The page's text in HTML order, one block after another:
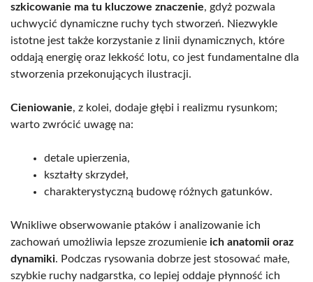
szkicowanie ma tu kluczowe znaczenie, gdyż pozwala
uchwycić dynamiczne ruchy tych stworzeń. Niezwykle
istotne jest także korzystanie z linii dynamicznych, które
oddają energię oraz lekkość lotu, co jest fundamentalne dla
stworzenia przekonujących ilustracji.
Cieniowanie, z kolei, dodaje głębi i realizmu rysunkom;
warto zwrócić uwagę na:
detale upierzenia,
kształty skrzydeł,
charakterystyczną budowę różnych gatunków.
Wnikliwe obserwowanie ptaków i analizowanie ich
zachowań umożliwia lepsze zrozumienie ich anatomii oraz
dynamiki. Podczas rysowania dobrze jest stosować małe,
szybkie ruchy nadgarstka, co lepiej oddaje płynność ich